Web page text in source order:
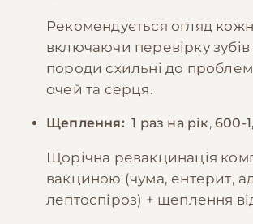
Рекомендується огляд
включаючи перевірку зубів
породи схильні до
очей та серця.
Щеплення: 1 раз на рік,600-
Щорічна ревакцинація
вакциною (чума, ентерит,
лептоспіроз) + щеплення